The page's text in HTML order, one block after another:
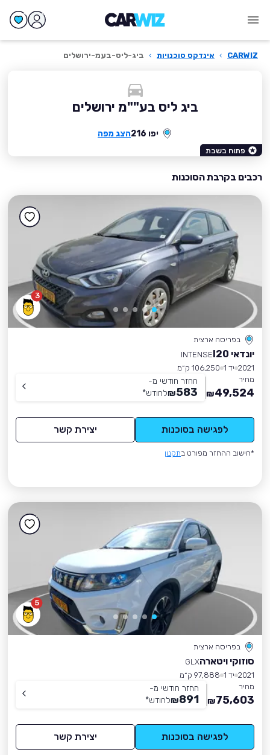
CARWIZ
› אינדקס סוכנויות › ביג-ליס-בעמ-ירושלים
ביג ליס בע""מ ירושלים
יפו 216 הצג מפה
פתוח בשבת
רכבים בקרבת הסוכנות
3
בפריסה ארצית
יונדאי I20
INTENSE
2021 יד 1
106,250 ק״מ
מחיר
49,524
₪
החזר חודשי מ-
583
₪לחודש*
לפגישה בסוכנות יצירת קשר
*חישוב ההחזר מפורט בתקנון
5
בפריסה ארצית
סוזוקי ויטארהGLX
2021 יד 1
97,888 ק״מ
מחיר
75,603
₪
החזר חודשי מ-
891
₪לחודש*
לפגישה בסוכנות יצירת קשר